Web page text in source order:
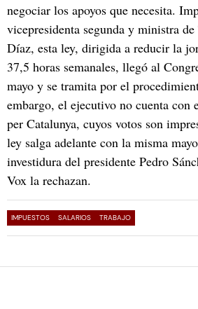
negociar los apoyos que necesita.
vicepresidenta segunda y ministra
Díaz, esta ley, dirigida a reducir la
37,5 horas semanales, llegó al
mayo y se tramita por el
embargo, el ejecutivo no cuenta con
per Catalunya, cuyos votos son
ley salga adelante con la misma
investidura del presidente Pedro
Vox la rechazan.
IMPUESTOS SALARIOS TRABAJO